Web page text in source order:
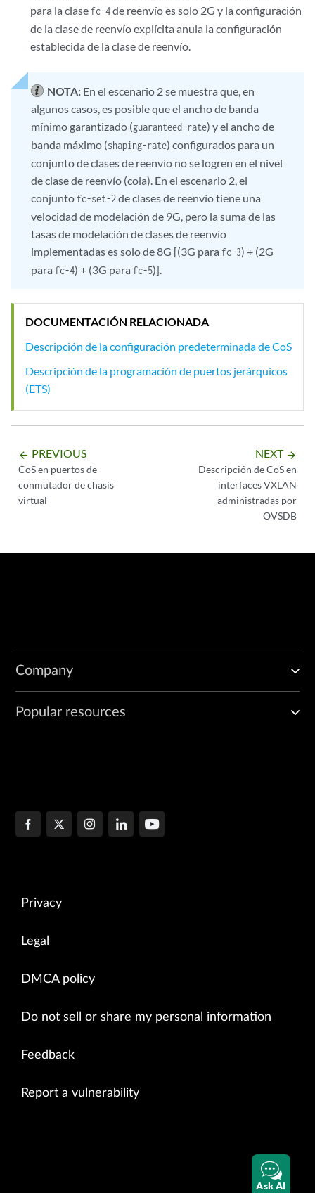
para la clase fc-4de reenvío es solo 2G y la configuración
de la clase de reenvío explícita anula la configuración
establecida de la clase de reenvío.
NOTA: En el escenario 2 se muestra que, en
algunos casos, es posible que el ancho de banda
mínimo garantizado (guaranteed-rate) y el ancho de
banda máximo (shaping-rate) configurados para un
conjunto de clases de reenvío no se logren en el nivel
de clase de reenvío (cola). En el escenario 2, el
conjunto fc-set-2de clases de reenvío tiene una
velocidad de modelación de 9G, pero la suma de las
tasas de modelación de clases de reenvío
implementadas es solo de 8G [(3G para fc-3) + (2G
para fc-4) + (3G para fc-5)].
DOCUMENTACIÓN RELACIONADA
Descripción de la configuración predeterminada de CoS
Descripción de la programación de puertos jerárquicos
(ETS)
arrow_backward PREVIOUS
CoS en puertos de
conmutador de chasis
virtual
NEXT arrow_forward
Descripción de CoS en
interfaces VXLAN
administradas por
OVSDB
Company
Popular resources
Privacy
Legal
DMCA policy
Do not sell or share my personal information
Feedback
Report a vulnerability
Ask AI